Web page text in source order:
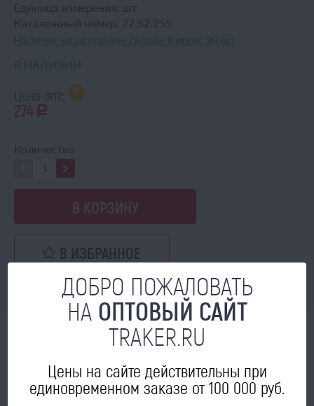
Единица измерения:
шт
Каталожный номер: 77.52.255
Наличие на основном складе Киров: 30 шт
В НАЛИЧИИ
Цена опт:
274a
Количество
В КОРЗИНУ
В ИЗБРАННОЕ
МОЖЕТ ПРИГОДИТЬСЯ
ДОБРО ПОЖАЛОВАТЬ
НА ОПТОВЫЙ САЙТ
TRAKER.RU
Цены на сайте действительны при
единовременном заказе от 100 000 руб.